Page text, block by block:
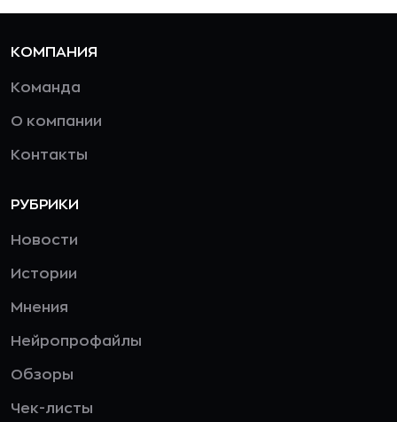
КОМПАНИЯ
Команда
О компании
Контакты
РУБРИКИ
Новости
Истории
Мнения
Нейропрофайлы
Обзоры
Чек-листы